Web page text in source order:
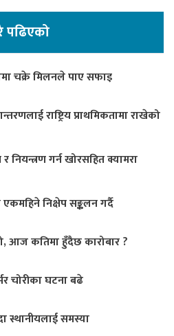
पढिएको
चक्रे मिलनले पाए सफाइ
राष्ट्रिय प्राथमिकतामा राखेको
नियन्त्रण गर्न खोरसहित क्यामरा
निक्षेप सङ्कलन गर्दै
आज कतिमा हुँदैछ कारोबार ?
चोरीका घटना बढे
स्थानीयलाई समस्या